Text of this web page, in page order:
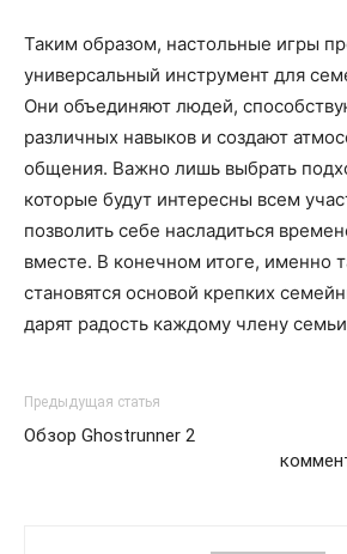
Таким образом, настольные игры
универсальный инструмент для
Они объединяют людей,
различных навыков и создают
общения. Важно лишь выбрать
которые будут интересны всем
позволить себе насладиться
вместе. В конечном итоге, именно
становятся основой крепких
дарят радость каждому члену
Предыдущая статья
Обзор Ghostrunner 2